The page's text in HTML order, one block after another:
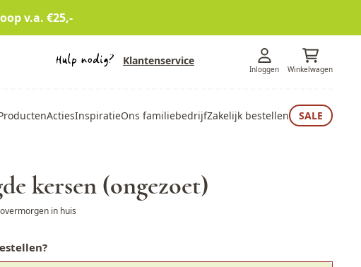
v.a. €25,-
Klantenservice
Inloggen Winkelwagen
ActiesInspiratieOns familiebedrijfZakelijk bestellen SALE
kersen (ongezoet)
in huis